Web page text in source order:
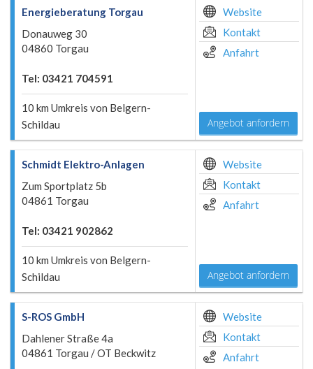
Energieberatung Torgau
Donauweg 30
04860 Torgau
Tel: 03421 704591
10 km Umkreis von Belgern-
Schildau
Website
Kontakt
Anfahrt
Angebot anfordern
Schmidt Elektro-Anlagen
Zum Sportplatz 5b
04861 Torgau
Tel: 03421 902862
10 km Umkreis von Belgern-
Schildau
Website
Kontakt
Anfahrt
Angebot anfordern
S-ROS GmbH
Dahlener Straße 4a
04861 Torgau / OT Beckwitz
Website
Kontakt
Anfahrt